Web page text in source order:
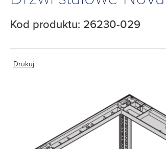
Kod produktu: 26230-029
Drukuj